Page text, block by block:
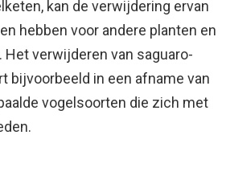
kan de verwijdering ervan
hebben voor andere planten en
Het verwijderen van saguaro-
bijvoorbeeld in een afname van
vogelsoorten die zich met